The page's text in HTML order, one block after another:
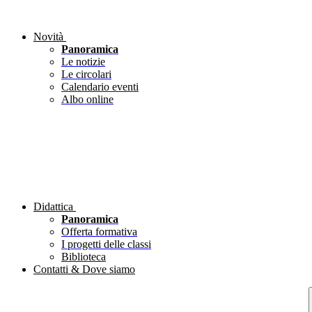
Novità
Panoramica
Le notizie
Le circolari
Calendario eventi
Albo online
Didattica
Panoramica
Offerta formativa
I progetti delle classi
Biblioteca
Contatti & Dove siamo